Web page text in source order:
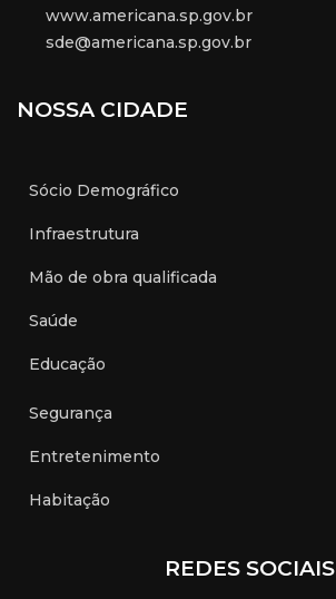
www.americana.sp.gov.br
sde@americana.sp.gov.br
NOSSA CIDADE
Sócio Demográfico
Infraestrutura
Mão de obra qualificada
Saúde
Educação
Segurança
Entretenimento
Habitação
REDES SOCIAIS